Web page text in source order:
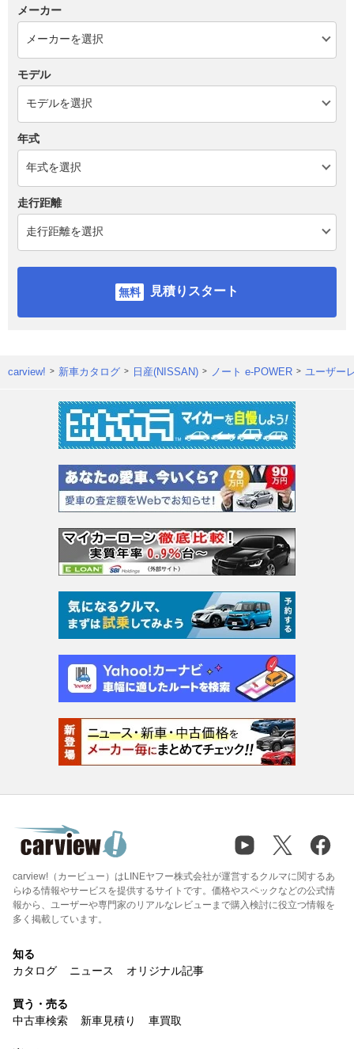
メーカー
モデル
年式
走行距離
見積りスタート
carview! 新車カタログ 日産(NISSAN) ノート e-POWER ユーザー
carview!（カービュー）はLINEヤフー株式会社が運営するクルマに関するあ
らゆる情報やサービスを提供するサイトです。価格やスペックなどの公式情
報から、ユーザーや専門家のリアルなレビューまで購入検討に役立つ情報を
多く掲載しています。
知る
カタログ
ニュース オリジナル記事
買う・売る
中古車検索
新車見積り 車買取